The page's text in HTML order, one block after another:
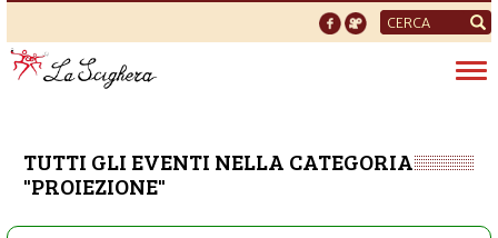
Form
di
ricerca
TUTTI GLI EVENTI NELLA CATEGORIA
"PROIEZIONE"